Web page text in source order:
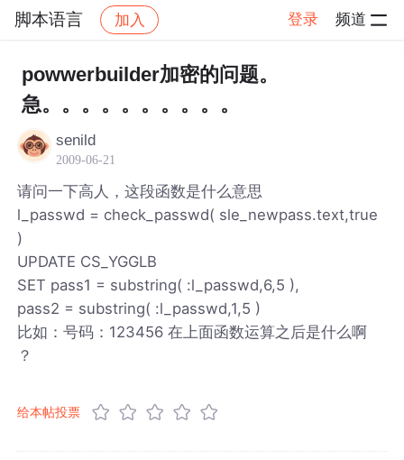
脚本语言 加入 登录 频道
脚本语言 帖子详情
powwerbuilder加密的问题。
急。。。。。。。。。。
senild
2009-06-21
请问一下高人，这段函数是什么意思
l_passwd = check_passwd( sle_newpass.text,true
)
UPDATE CS_YGGLB
SET pass1 = substring( :l_passwd,6,5 ),
pass2 = substring( :l_passwd,1,5 )
比如：号码：123456 在上面函数运算之后是什么啊
？
给本帖投票